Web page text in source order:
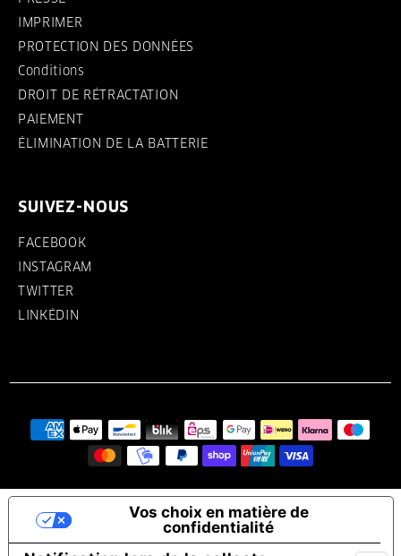
IMPRIMER
PROTECTION DES DONNÉES
Conditions
DROIT DE RÉTRACTATION
PAIEMENT
ÉLIMINATION DE LA BATTERIE
SUIVEZ-NOUS
FACEBOOK
INSTAGRAM
TWITTER
LINKÉDIN
Vos choix en matière de
confidentialité